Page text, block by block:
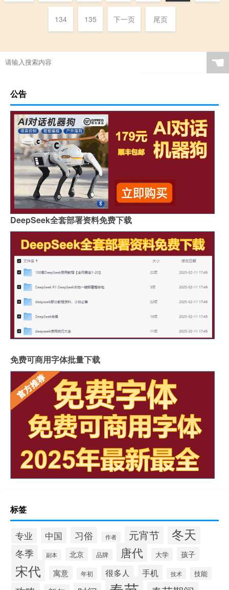
134 135 下一页 尾页
☚
公告
DeepSeek全套部署资料免费下载
免费可商用字体批量下载
标签
专业 中国 习俗 作者 元宵节 冬天
冬季 副本 北京 品牌 唐代 大学 孩子
宋代 寓意 年初 很多人 手机 技术 技能